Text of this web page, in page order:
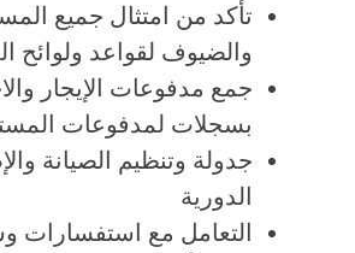
تأكد من امتثال جميع
والضيوف لقواعد ولوائح
جمع مدفوعات الإيجار
بسجلات لمدفوعات
جدولة وتنظيم الصيانة
الدورية
التعامل مع استفسارات